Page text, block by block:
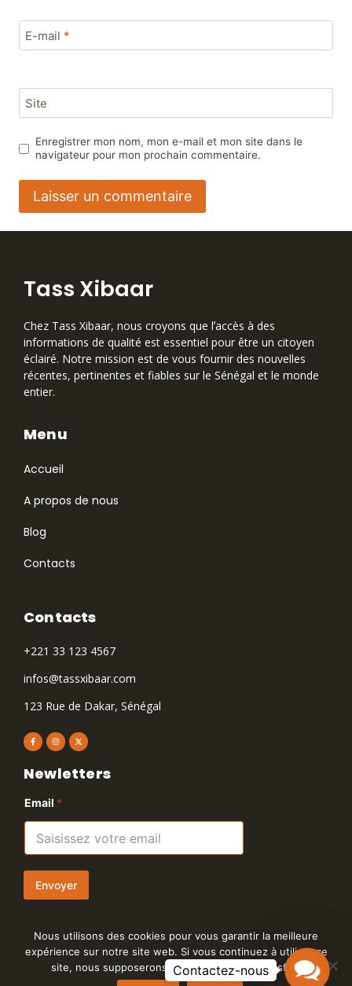
E-mail *
Site
Enregistrer mon nom, mon e-mail et mon site dans le
navigateur pour mon prochain commentaire.
Tass Xibaar
Chez Tass Xibaar, nous croyons que lʼaccès à des
informations de qualité est essentiel pour être un citoyen
éclairé. Notre mission est de vous fournir des nouvelles
récentes, pertinentes et fiables sur le Sénégal et le monde
entier.
Accueil
A propos de nous
Blog
Contacts
Menu
Contacts
+221 33 123 4567
infos@tassxibaar.com
123 Rue de Dakar, Sénégal
Newletters
Email *
Envoyer
Nous utilisons des cookies pour vous garantir la meilleure
expérience sur notre site web. Si vous continuez à utiliser ce
site, nous supposerons que vous en êtes satisfait.
Contact